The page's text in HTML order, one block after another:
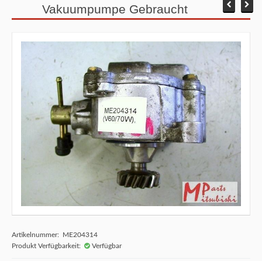
Vakuumpumpe Gebraucht
Artikelnummer: ME204314
Produkt Verfügbarkeit:
Verfügbar